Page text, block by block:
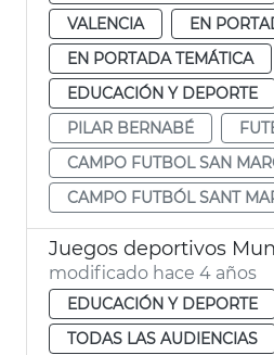
VALENCIA
EN
EN PORTADA TEMÁTICA
EDUCACIÓN Y DEPORTE
PILAR BERNABÉ
CAMPO FUTBOL SAN
CAMPO FUTBÓL SANT
Juegos deportivos
modificado hace 4 años
EDUCACIÓN Y DEPORTE
TODAS LAS AUDIENCIAS